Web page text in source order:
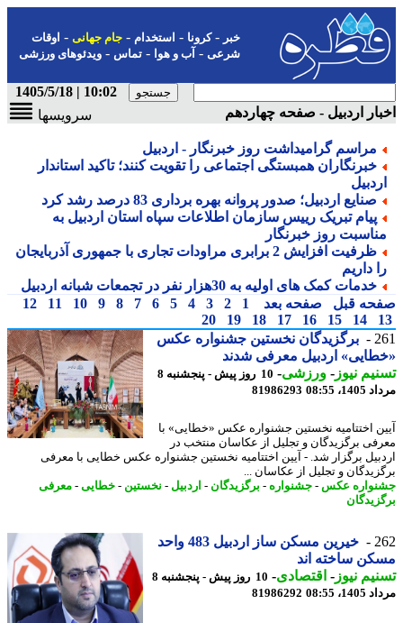
-کرونا-استخدام- جام جهانی-اوقات
شرعی-آب و هوا-تماس-ویدئوهای ورزشی
10:02 | 1405/5/18
اردبیل - صفحه چهاردهم
سرویسها
مراسم گرامیداشت روز خبرنگار - اردبیل
خبرنگاران همبستگی اجتماعی را تقویت کنند؛ تاکید استاندار
صنایع اردبیل؛ صدور پروانه بهره برداری 83 درصد رشد کرد
پیام تبریک رییس سازمان اطلاعات سپاه استان اردبیل به
روز خبرنگار
ظرفیت افزایش 2 برابری مراودات تجاری با جمهوری آذربایجان
داریم
خدمات کمک های اولیه به 30هزار نفر در تجمعات شبانه اردبیل
قبل صفحه بعد 1
2
3
4
5
6
7
8
9
10
11
12
14
15
16
17
18
19
20
برگزیدگان نخستین جشنواره عکس
اردبیل معرفی شدند
نیوز-ورزشی-
10 روز پیش - پنجشنبه 8
08:55
81986293
اختتامیه نخستین جشنواره عکس «خطایی» با
برگزیدگان و تجلیل از عکاسان منتخب در
برگزار شد. - آیین اختتامیه نخستین جشنواره عکس خطایی با معرفی
و تجلیل از عکاسان ...
عکس-جشنواره- برگزیدگان-اردبیل -نخستین-خطایی-معرفی
خیرین مسکن ساز اردبیل 483 واحد
ساخته اند
نیوز-اقتصادی-
10 روز پیش - پنجشنبه 8
08:55
81986292